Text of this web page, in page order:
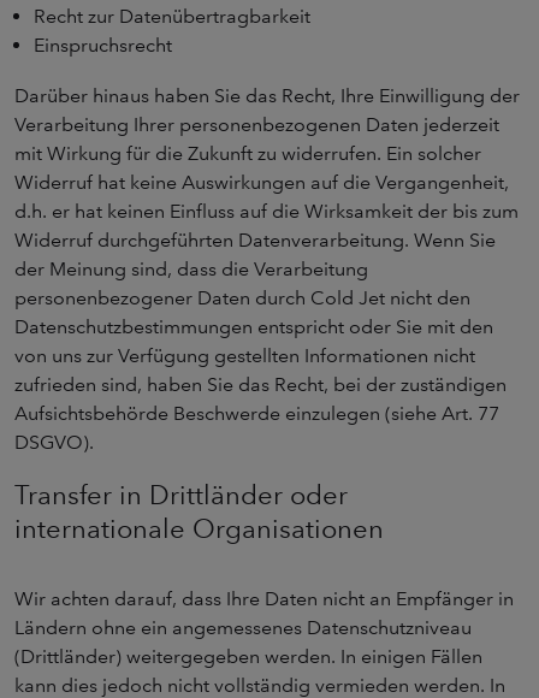
Recht zur Datenübertragbarkeit
Einspruchsrecht
Darüber hinaus haben Sie das Recht, Ihre Einwilligung der
Verarbeitung Ihrer personenbezogenen Daten jederzeit
mit Wirkung für die Zukunft zu widerrufen. Ein solcher
Widerruf hat keine Auswirkungen auf die Vergangenheit,
d.h. er hat keinen Einfluss auf die Wirksamkeit der bis zum
Widerruf durchgeführten Datenverarbeitung. Wenn Sie
der Meinung sind, dass die Verarbeitung
personenbezogener Daten durch Cold Jet nicht den
Datenschutzbestimmungen entspricht oder Sie mit den
von uns zur Verfügung gestellten Informationen nicht
zufrieden sind, haben Sie das Recht, bei der zuständigen
Aufsichtsbehörde Beschwerde einzulegen (siehe Art. 77
DSGVO).
Transfer in Drittländer oder
internationale Organisationen
Wir achten darauf, dass Ihre Daten nicht an Empfänger in
Ländern ohne ein angemessenes Datenschutzniveau
(Drittländer) weitergegeben werden. In einigen Fällen
kann dies jedoch nicht vollständig vermieden werden. In